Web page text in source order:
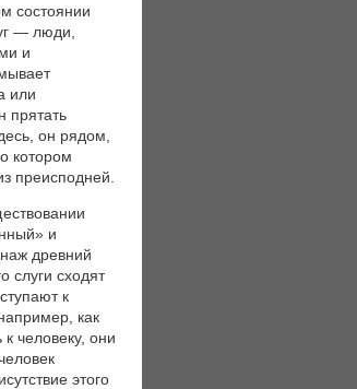
состоянии
— люди,
и
или
прятать
он рядом,
котором
преисподней.
и
древний
слуги сходят
к
как
человеку, они
этого